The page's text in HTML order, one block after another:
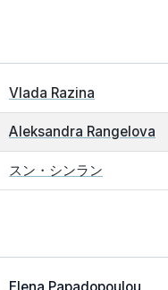
Vlada Razina
Aleksandra Rangelova
スン・シンラン